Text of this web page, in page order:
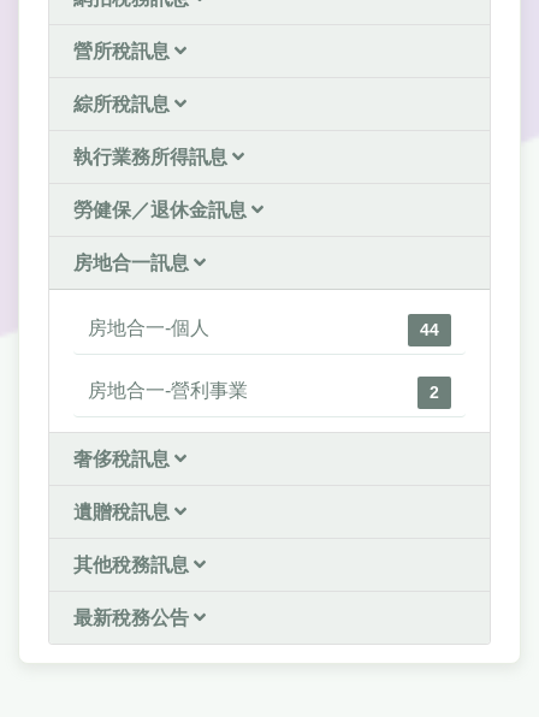
營所稅訊息
綜所稅訊息
執行業務所得訊息
勞健保／退休金訊息
房地合一訊息
房地合一-個人 44
房地合一-營利事業 2
奢侈稅訊息
遺贈稅訊息
其他稅務訊息
最新稅務公告